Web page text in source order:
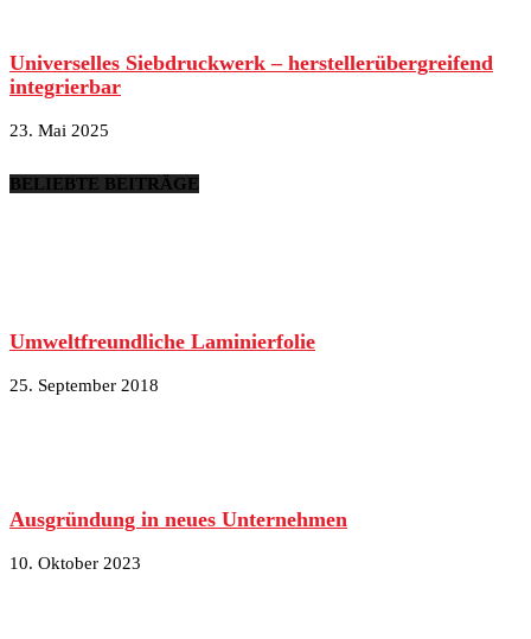
Universelles Siebdruckwerk – herstellerübergreifend
integrierbar
23. Mai 2025
BELIEBTE BEITRÄGE
Umweltfreundliche Laminierfolie
25. September 2018
Ausgründung in neues Unternehmen
10. Oktober 2023